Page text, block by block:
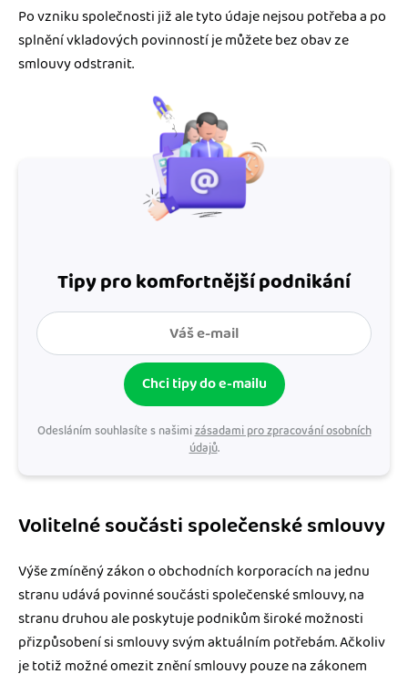
Po vzniku společnosti již ale tyto údaje nejsou potřeba a po
splnění vkladových povinností je můžete bez obav ze
smlouvy odstranit.
Tipy pro komfortnější podnikání
Chci tipy do e-mailu
Odesláním souhlasíte s našimizásadami pro zpracování osobních
údajů.
Volitelné součásti společenské smlouvy
Výše zmíněný zákon o obchodních korporacích na jednu
stranu udává povinné součásti společenské smlouvy, na
stranu druhou ale poskytuje podnikům široké možnosti
přizpůsobení si smlouvy svým aktuálním potřebám. Ačkoliv
je totiž možné omezit znění smlouvy pouze na zákonem